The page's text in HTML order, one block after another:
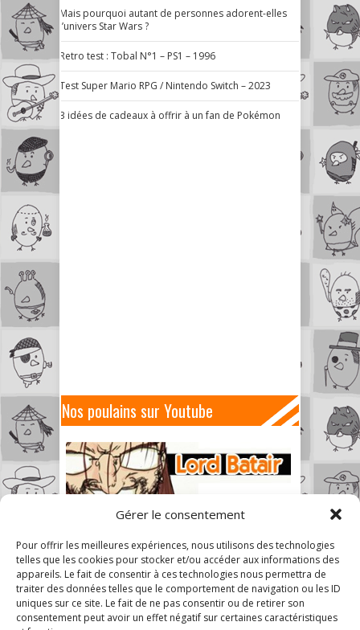
Gérer le consentement
Pour offrir les meilleures expériences, nous utilisons des technologies
telles que les cookies pour stocker et/ou accéder aux informations des
appareils. Le fait de consentir à ces technologies nous permettra de
traiter des données telles que le comportement de navigation ou les ID
uniques sur ce site. Le fait de ne pas consentir ou de retirer son
consentement peut avoir un effet négatif sur certaines caractéristiques
Mais pourquoi autant de personnes adorent-elles
l’univers Star Wars ?
Retro test : Tobal N°1 – PS1 – 1996
Test Super Mario RPG / Nintendo Switch – 2023
3 idées de cadeaux à offrir à un fan de Pokémon
Nos poulains sur Youtube